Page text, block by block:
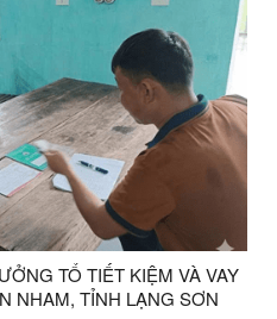
TỔ TIẾT KIỆM VÀ VAY
NHAM, TỈNH LẠNG SƠN